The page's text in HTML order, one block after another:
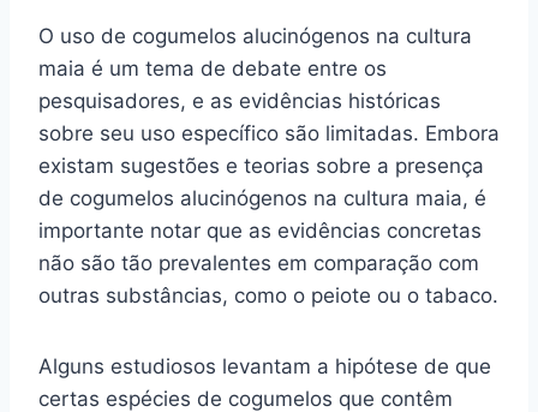
O uso de cogumelos alucinógenos na cultura
maia é um tema de debate entre os
pesquisadores, e as evidências históricas
sobre seu uso específico são limitadas. Embora
existam sugestões e teorias sobre a presença
de cogumelos alucinógenos na cultura maia, é
importante notar que as evidências concretas
não são tão prevalentes em comparação com
outras substâncias, como o peiote ou o tabaco.
Alguns estudiosos levantam a hipótese de que
certas espécies de cogumelos que contêm